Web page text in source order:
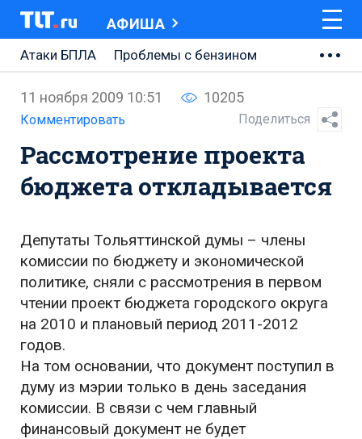
АФИША
Атаки БПЛА
Проблемы с бензином
АВТОВАЗ
Ремонт Центральной площади
Ремонт Обводного шоссе
Набережная Тольятти
11 ноября 2009 10:51 10205
Комментировать Поделиться
Рассмотрение проекта
бюджета откладывается
Депутаты Тольяттинской думы – члены
комиссии по бюджету и экономической
политике, сняли с рассмотрения в первом
чтении проект бюджета городского округа
на 2010 и плановый период 2011-2012
годов.
На том основании, что документ поступил в
думу из мэрии только в день заседания
комиссии. В связи с чем главный
финансовый документ не будет